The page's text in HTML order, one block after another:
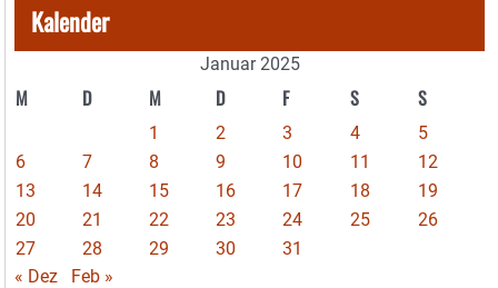
Kalender
Januar 2025
M D M D F S S
1 2 3 4
5
6
7 8 9 10 11
12
13
14 15 16 17 18
19
20
21 22 23 24 25
26
27
28 29 30
31
« Dez
Feb »